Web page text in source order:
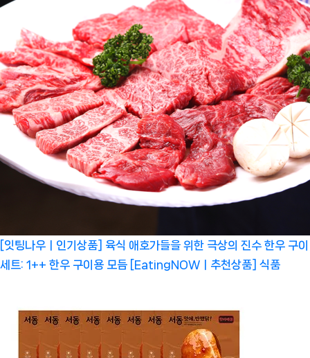
[잇팅나우ㅣ인기상품] 육식 애호가들을 위한 극상의 진수 한우 구이
세트: 1++ 한우 구이용 모듬 [EatingNOWㅣ추천상품] 식품